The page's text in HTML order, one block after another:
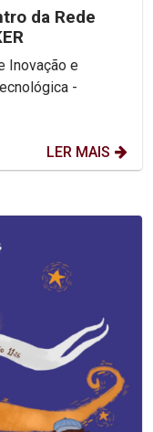
da Rede
Inovação e
-
LER MAIS